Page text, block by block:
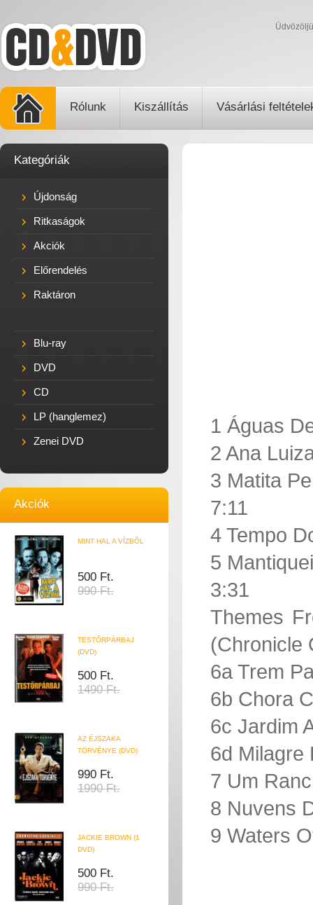
Rólunk Kiszállítás Vásárlási
Kategóriák
Újdonság
Ritkaságok
Akciók
Előrendelés
Raktáron
Blu-ray
DVD
CD
LP (hanglemez)
Zenei DVD
Akciók
MINT HAL A VÍZBŐL
500 Ft.
990 Ft.
TESTŐRPÁRBAJ
(DVD)
500 Ft.
1490 Ft.
AZ ÉJSZAKA
TÖRVÉNYE (DVD)
990 Ft.
1990 Ft.
JACKIE BROWN (1
DVD)
500 Ft.
990 Ft.
1 Águas
2 Ana
3 Matita
7:11
4 Tempo
5
3:31
Themes
(Chronicle
6a Trem
6b Chora
6c Jardim
6d Milagre
7 Um
8 Nuvens
9 Waters